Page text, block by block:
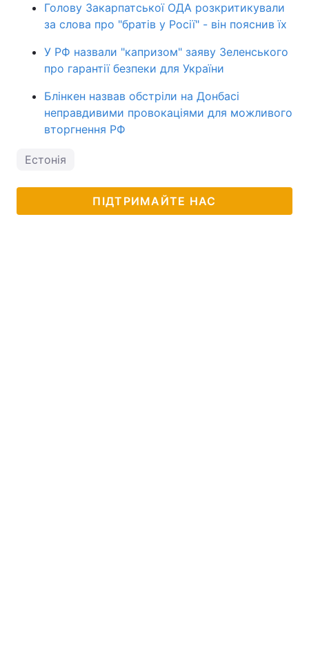
Голову Закарпатської ОДА розкритикували
за слова про "братів у Росії" - він пояснив їх
У РФ назвали "капризом" заяву Зеленського
про гарантії безпеки для України
Блінкен назвав обстріли на Донбасі
неправдивими провокаціями для можливого
вторгнення РФ
Естонія
ПІДТРИМАЙТЕ НАС